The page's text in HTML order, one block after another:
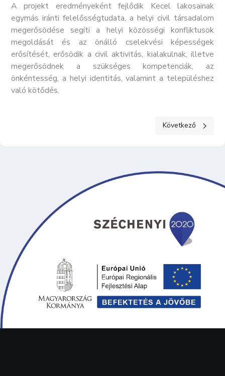
A projekt eredményeként fejlődik Kecel lakosainak
egymás iránti felelősségtudata, a helyi civil társadalom
megerősödése segíti a helyi közösségi konfliktusok
megoldását és az önálló cselekvési képességek
erősítését, erősödik a civil aktivitás, kialakulnak, illetve
megerősödnek a szükséges kompetenciák, az
önkéntesség, a helyi identitás, valamint a településhez
való kötődés.
Következő cikk:
Következő